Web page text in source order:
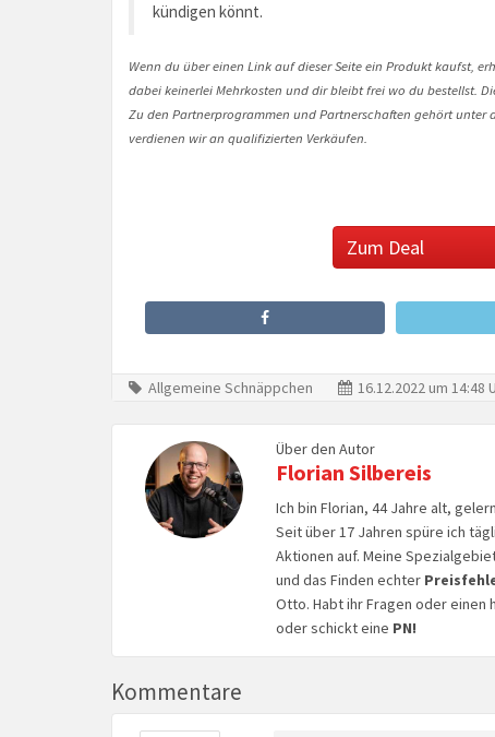
kündigen könnt.
Wenn du über einen Link auf dieser Seite ein Produkt kaufst,
dabei keinerlei Mehrkosten und dir bleibt frei wo du bestellst.
Zu den Partnerprogrammen und Partnerschaften gehört unter
verdienen wir an qualifizierten Verkäufen.
Zum Deal
Allgemeine Schnäppchen 16.12.2022 um 14:48
Über den Autor
Florian Silbereis
Ich bin Florian, 44 Jahre alt,
Seit über 17 Jahren spüre ich
Aktionen auf. Meine
und das Finden echter
Otto. Habt ihr Fragen oder einen
oder schickt eine PN!
Kommentare